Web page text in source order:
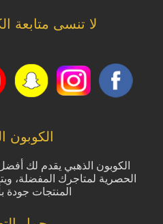
لا تنسى متابعة
الكوبون
الكوبون الذهبي يقدم لك
الحصرية لمتاجرك المفضلة،
المنتجات جودة